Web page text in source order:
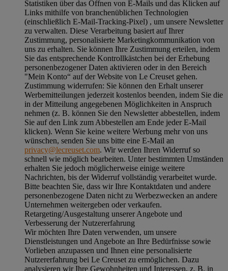
Statistiken über das Öffnen von E-Mails und das Klicken auf
Links mithilfe von branchenüblichen Technologien
(einschließlich E-Mail-Tracking-Pixel) , um unsere Newsletter
zu verwalten. Diese Verarbeitung basiert auf Ihrer
Zustimmung, personalisierte Marketingkommunikation von
uns zu erhalten. Sie können Ihre Zustimmung erteilen, indem
Sie das entsprechende Kontrollkästchen bei der Erhebung
personenbezogener Daten aktivieren oder in den Bereich
"Mein Konto“ auf der Website von Le Creuset gehen.
Zustimmung widerrufen: Sie können den Erhalt unserer
Werbemitteilungen jederzeit kostenlos beenden, indem Sie die
in der Mitteilung angegebenen Möglichkeiten in Anspruch
nehmen (z. B. können Sie den Newsletter abbestellen, indem
Sie auf den Link zum Abbestellen am Ende jeder E-Mail
klicken). Wenn Sie keine weitere Werbung mehr von uns
wünschen, senden Sie uns bitte eine E-Mail an
privacy@lecreuset.com. Wir werden Ihren Widerruf so
schnell wie möglich bearbeiten. Unter bestimmten Umständen
erhalten Sie jedoch möglicherweise einige weitere
Nachrichten, bis der Widerruf vollständig verarbeitet wurde.
Bitte beachten Sie, dass wir Ihre Kontaktdaten und andere
personenbezogene Daten nicht zu Werbezwecken an andere
Unternehmen weitergeben oder verkaufen.
Retargeting/Ausgestaltung unserer Angebote und
Verbesserung der Nutzererfahrung
Wir möchten Ihre Daten verwenden, um unsere
Dienstleistungen und Angebote an Ihre Bedürfnisse sowie
Vorlieben anzupassen und Ihnen eine personalisierte
Nutzererfahrung bei Le Creuset zu ermöglichen. Dazu
analysieren wir Ihre Gewohnheiten und Interessen, z. B. in